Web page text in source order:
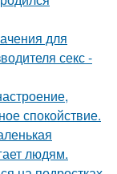
для
секс -
спокойствие.
людям.